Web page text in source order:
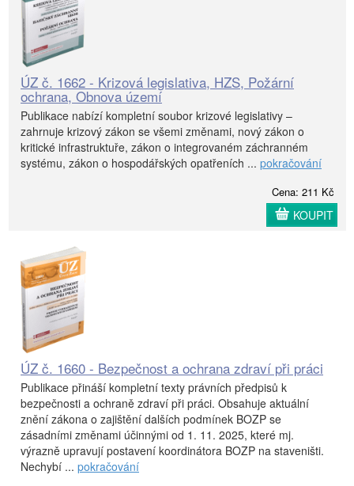
ÚZ č. 1662 - Krizová legislativa, HZS, Požární
ochrana, Obnova území
Publikace nabízí kompletní soubor krizové legislativy –
zahrnuje krizový zákon se všemi změnami, nový zákon o
kritické infrastruktuře, zákon o integrovaném záchranném
systému, zákon o hospodářských opatřeních ... pokračování
Cena: 211 Kč
KOUPIT
ÚZ č. 1660 - Bezpečnost a ochrana zdraví při práci
Publikace přináší kompletní texty právních předpisů k
bezpečnosti a ochraně zdraví při práci. Obsahuje aktuální
znění zákona o zajištění dalších podmínek BOZP se
zásadními změnami účinnými od 1. 11. 2025, které mj.
výrazně upravují postavení koordinátora BOZP na staveništi.
Nechybí ... pokračování